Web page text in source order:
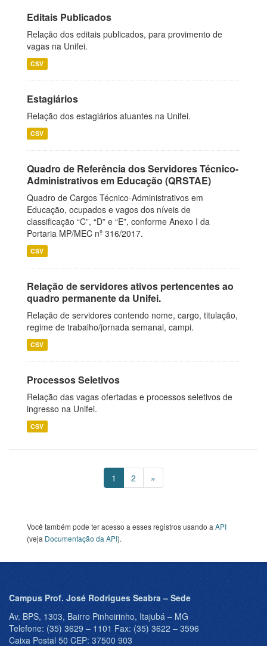
Editais Publicados
Relação dos editais publicados, para provimento de
vagas na Unifei.
CSV
Estagiários
Relação dos estagiários atuantes na Unifei.
CSV
Quadro de Referência dos Servidores Técnico-
Administrativos em Educação (QRSTAE)
Quadro de Cargos Técnico-Administrativos em
Educação, ocupados e vagos dos níveis de
classificação “C”, “D” e “E”, conforme Anexo I da
Portaria MP/MEC nº 316/2017.
CSV
Relação de servidores ativos pertencentes ao
quadro permanente da Unifei.
Relação de servidores contendo nome, cargo, titulação,
regime de trabalho/jornada semanal, campi.
CSV
Processos Seletivos
Relação das vagas ofertadas e processos seletivos de
ingresso na Unifei.
CSV
1 2 »
Você também pode ter acesso a esses registros usando a API
(veja Documentação da API).
Campus Prof. José Rodrigues Seabra – Sede
Av. BPS, 1303, Bairro Pinheirinho, Itajubá – MG
Telefone: (35) 3629 – 1101 Fax: (35) 3622 – 3596
Caixa Postal 50 CEP: 37500 903